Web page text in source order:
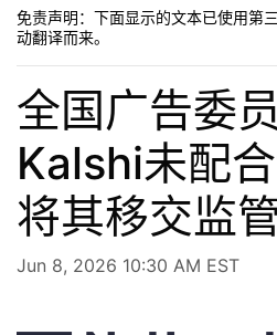
免责声明：下面显示的文本已使用第
动翻译而来。
全国广告委
Kalshi未配
将其移交监
Jun 8, 2026 10:30 AM EST